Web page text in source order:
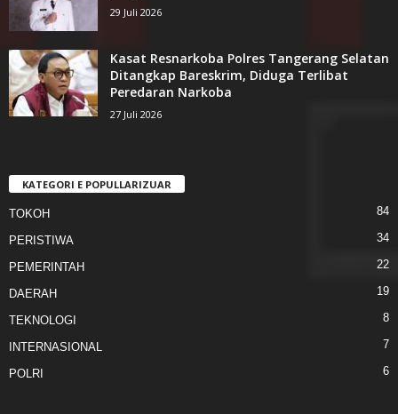
29 Juli 2026
Kasat Resnarkoba Polres Tangerang Selatan
Ditangkap Bareskrim, Diduga Terlibat
Peredaran Narkoba
27 Juli 2026
KATEGORI E POPULLARIZUAR
TOKOH 84
PERISTIWA 34
PEMERINTAH 22
DAERAH 19
TEKNOLOGI 8
INTERNASIONAL 7
POLRI 6